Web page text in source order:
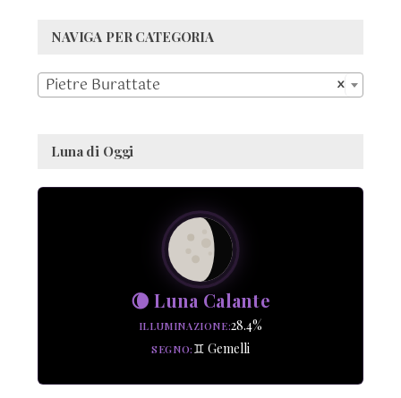
NAVIGA PER CATEGORIA
×
Pietre Burattate
Luna di Oggi
🌘 Luna Calante
ILLUMINAZIONE 28.4%
SEGNO ♊ Gemelli